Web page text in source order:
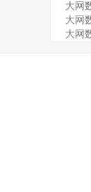
大网
大网
大网